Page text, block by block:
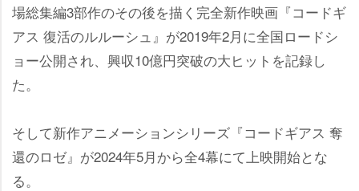
場総集編3部作のその後を描く完全新作映画『コードギ
アス 復活のルルーシュ』が2019年2月に全国ロードシ
ョー公開され、興収10億円突破の大ヒットを記録し
た。
そして新作アニメーションシリーズ『コードギアス 奪
還のロゼ』が2024年5月から全4幕にて上映開始とな
る。